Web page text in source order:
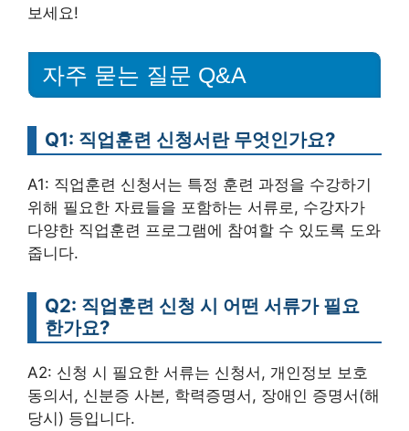
보세요!
자주 묻는 질문 Q&A
Q1: 직업훈련 신청서란 무엇인가요?
A1: 직업훈련 신청서는 특정 훈련 과정을 수강하기
위해 필요한 자료들을 포함하는 서류로, 수강자가
다양한 직업훈련 프로그램에 참여할 수 있도록 도와
줍니다.
Q2: 직업훈련 신청 시 어떤 서류가 필요
한가요?
A2: 신청 시 필요한 서류는 신청서, 개인정보 보호
동의서, 신분증 사본, 학력증명서, 장애인 증명서(해
당시) 등입니다.